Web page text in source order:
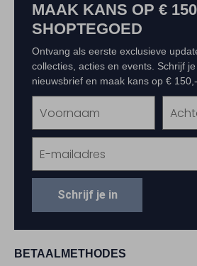
BETAALMETHODES
MAAK KANS OP €
SHOPTEGOED
Ontvang als eerste exclusieve
collecties, acties en events. Schrijf
nieuwsbrief en maak kans op €
Schrijf je in